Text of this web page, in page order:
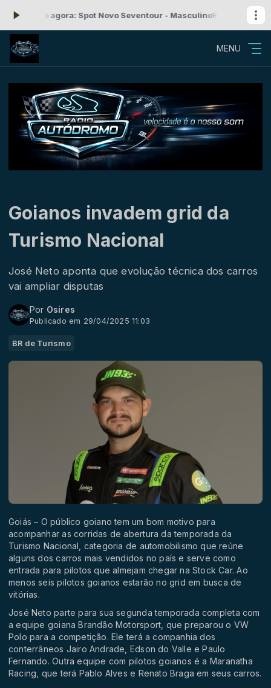
agora: Spot Novo Seventour - MasculinoRock'n Roll com
MENU
Goianos invadem grid da
Turismo Nacional
José Neto aponta que evolução técnica dos carros
vai ampliar disputas
Por Osires
Publicado em 29/04/2025 11:03
BR de Turismo
Goiás – O público goiano tem um bom motivo para
acompanhar as corridas de abertura da temporada da
Turismo Nacional, categoria de automobilismo que reúne
alguns dos carros mais vendidos no país e serve como
entrada para pilotos que almejam chegar na Stock Car. Ao
menos seis pilotos goianos estarão no grid em busca de
vitórias.
José Neto parte para sua segunda temporada completa com
a equipe goiana Brandão Motorsport, que preparou o VW
Polo para a competição. Ele terá a companhia dos
conterrâneos Jairo Andrade, Edson do Valle e Paulo
Fernando. Outra equipe com pilotos goianos é a Maranatha
Racing, que terá Pablo Alves e Renato Braga em seus carros.